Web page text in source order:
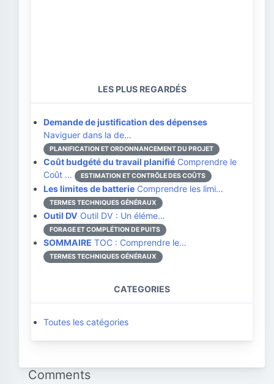
LES PLUS REGARDÉS
Demande de justification des dépenses
Naviguer dans la de…
PLANIFICATION ET ORDONNANCEMENT DU PROJET
Coût budgété du travail planifié Comprendre le
Coût …
ESTIMATION ET CONTRÔLE DES COÛTS
Les limites de batterie Comprendre les limi…
TERMES TECHNIQUES GÉNÉRAUX
Outil DV Outil DV : Un éléme…
FORAGE ET COMPLÉTION DE PUITS
SOMMAIRE TOC : Comprendre le…
TERMES TECHNIQUES GÉNÉRAUX
CATEGORIES
Toutes les catégories
Comments